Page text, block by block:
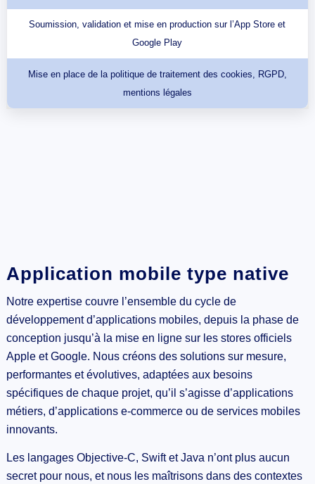
Soumission, validation et mise en production sur l’App Store et
Google Play
Mise en place de la politique de traitement des cookies, RGPD,
mentions légales
Application mobile type native
Notre expertise couvre l’ensemble du cycle de
développement d’applications mobiles, depuis la phase de
conception jusqu’à la mise en ligne sur les stores officiels
Apple et Google. Nous créons des solutions sur mesure,
performantes et évolutives, adaptées aux besoins
spécifiques de chaque projet, qu’il s’agisse d’applications
métiers, d’applications e-commerce ou de services mobiles
innovants.
Les langages Objective-C, Swift et Java n’ont plus aucun
secret pour nous, et nous les maîtrisons dans des contextes